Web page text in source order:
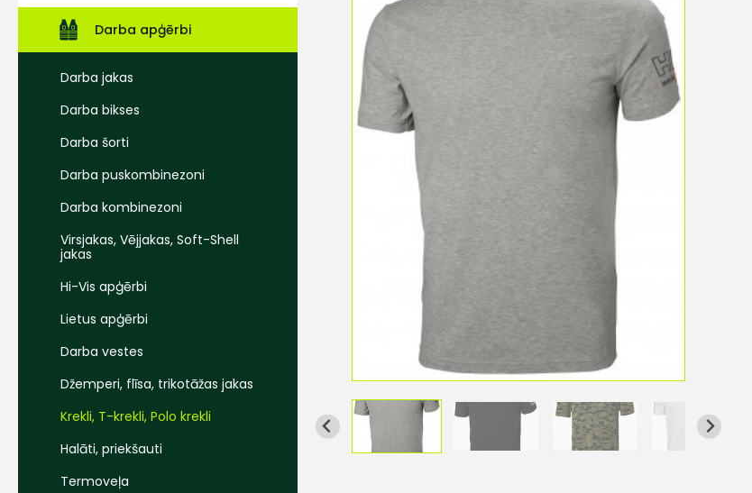
Darba apģērbi
Darba jakas
Darba bikses
Darba šorti
Darba puskombinezoni
Darba kombinezoni
Virsjakas, Vējjakas, Soft-Shell
jakas
Hi-Vis apģērbi
Lietus apģērbi
Darba vestes
Džemperi, flīsa, trikotāžas jakas
Krekli, T-krekli, Polo krekli
Halāti, priekšauti
Termoveļa